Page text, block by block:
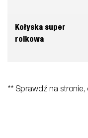
Kołyska super
rolkowa
** Sprawdź na stronie,